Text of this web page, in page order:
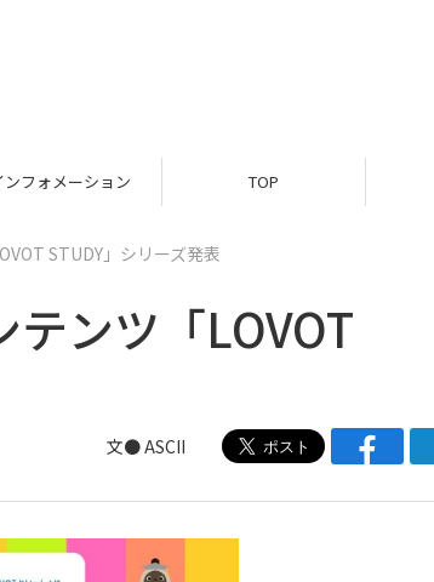
ンフォメーション TOP
STUDY」シリーズ発表
ンツ「LOVOT
文● ASCII